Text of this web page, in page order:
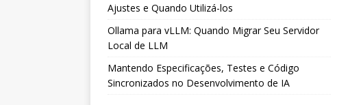
Ajustes e Quando Utilizá-los
Ollama para vLLM: Quando Migrar Seu Servidor
Local de LLM
Mantendo Especificações, Testes e Código
Sincronizados no Desenvolvimento de IA